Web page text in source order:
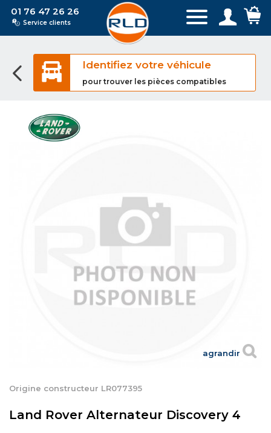
01 76 47 26 26
Service clients
Identifiez votre véhicule
pour trouver les pièces compatibles
agrandir
Origine constructeur LR077395
Land Rover Alternateur Discovery 4